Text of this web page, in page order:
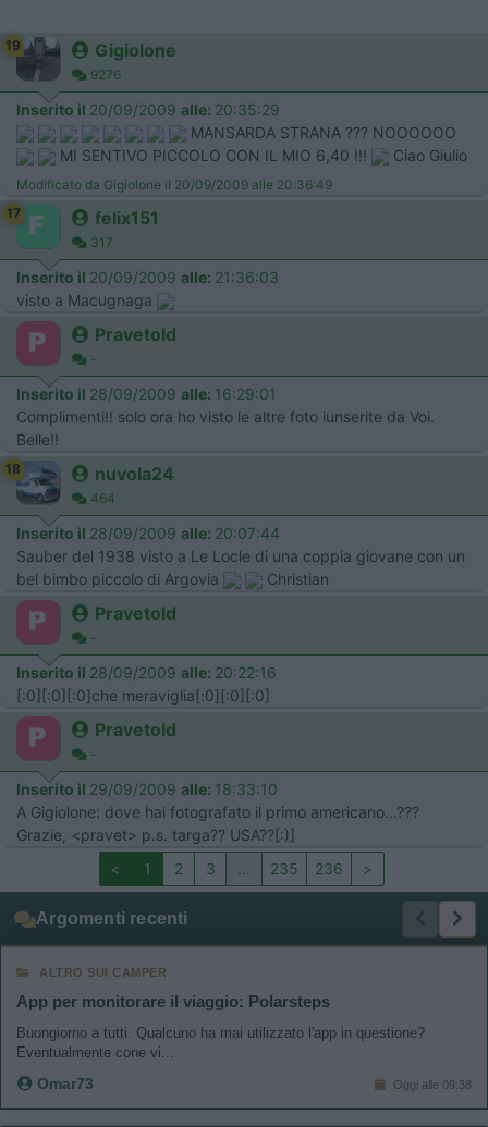
19 Gigiolone
9276
Inserito il 20/09/2009 alle: 20:35:29
MANSARDA STRANA ??? NOOOOOO
MI SENTIVO PICCOLO CON IL MIO 6,40 !!!
Ciao Giulio
Modificato da Gigiolone il 20/09/2009 alle 20:36:49
17
felix151
317
Inserito il 20/09/2009 alle: 21:36:03
visto a Macugnaga
Pravetold
-
Inserito il 28/09/2009 alle: 16:29:01
Complimenti!! solo ora ho visto le altre foto iunserite da Voi.
Belle!!
18 nuvola24
464
Inserito il 28/09/2009 alle: 20:07:44
Sauber del 1938 visto a Le Locle di una coppia giovane con un
bel bimbo piccolo di Argovia
Christian
Pravetold
-
Inserito il 28/09/2009 alle: 20:22:16
[:0][:0][:0]che meraviglia[:0][:0][:0]
Pravetold
-
Inserito il 29/09/2009 alle: 18:33:10
A Gigiolone: dove hai fotografato il primo americano...???
Grazie, <pravet> p.s. targa?? USA??[:)]
<
1 2 3 … 235 236 >
Argomenti recenti
ALTRO SUI CAMPER
App per monitorare il viaggio: Polarsteps
Buongiorno a tutti. Qualcuno ha mai utilizzato l'app in questione?
Eventualmente cone vi...
Omar73 Oggi alle 09:38